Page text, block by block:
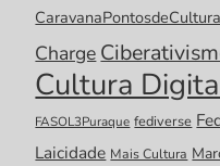
CaravanaPontosdeCultura
Charge
Cultura
FASOL3Puraque fediverse
Laicidade Mais Cultura